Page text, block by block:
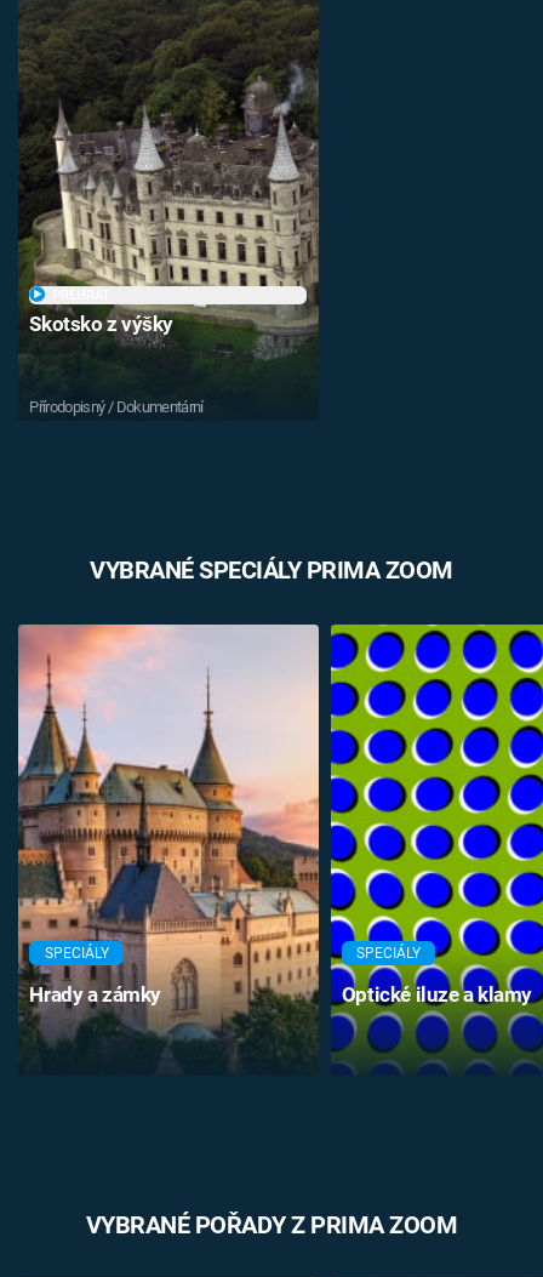
Skotsko z výšky
Přírodopisný / Dokumentární
VYBRANÉ SPECIÁLY PRIMA ZOOM
SPECIÁLY
Hrady a zámky
SPECIÁLY
Optické iluze a klamy
VYBRANÉ POŘADY Z PRIMA ZOOM